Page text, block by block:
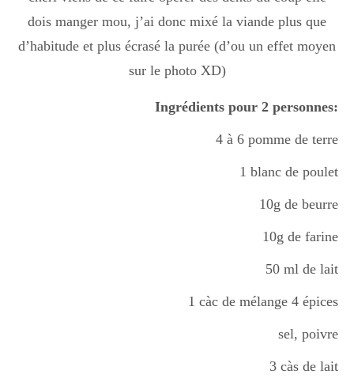
dois manger mou, j’ai donc mixé la viande plus que
d’habitude et plus écrasé la purée (d’ou un effet moyen
sur le photo XD)
Ingrédients pour 2 personnes:
4 à 6 pomme de terre
1 blanc de poulet
10g de beurre
10g de farine
50 ml de lait
1 càc de mélange 4 épices
sel, poivre
3 càs de lait